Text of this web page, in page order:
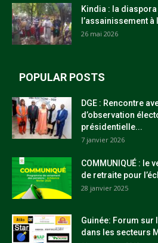
Kindia : la diaspora
l’assainissement à
26 mai 2026
POPULAR POSTS
DGE : Rencontre
d’observation
présidentielle...
7 janvier 2026
COMMUNIQUÉ : le
de retraite pour
28 janvier 2025
Guinée: Forum sur
dans les secteurs